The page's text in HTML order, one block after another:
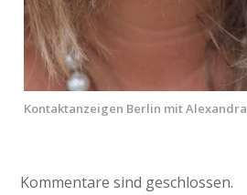
Kontaktanzeigen Berlin mit Alexandra
Kommentare sind geschlossen.